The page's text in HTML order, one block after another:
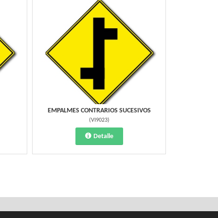
EMPALMES CONTRARIOS SUCESIVOS
(VI9023)
Detalle